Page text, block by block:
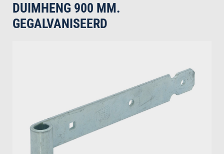
DUIMHENG 900 MM.
GEGALVANISEERD